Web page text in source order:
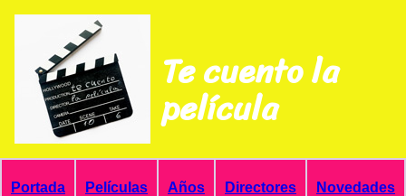
Te cuento la
película
Portada Películas Años Directores Novedades